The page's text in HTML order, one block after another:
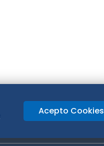
Acepto Cookies